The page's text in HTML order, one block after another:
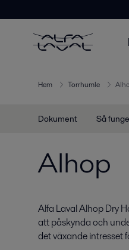
Hem Torrhumle
Dokument Så
Alhop
Alfa Laval Alhop Dry
att påskynda och
det växande intresset